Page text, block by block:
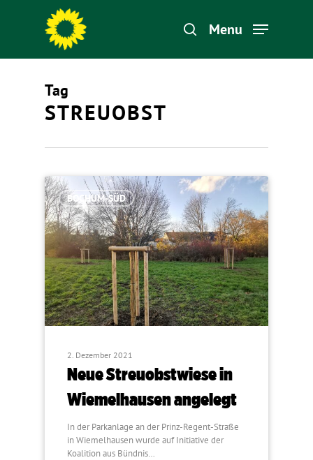
Hit enter to search or ESC to close
Menu
Tag
STREUOBST
BOCHUM-SÜD
2. Dezember 2021
Neue Streuobstwiese in
Wiemelhausen angelegt
In der Parkanlage an der Prinz-Regent-Straße
in Wiemelhausen wurde auf Initiative der
Koalition aus Bündnis…